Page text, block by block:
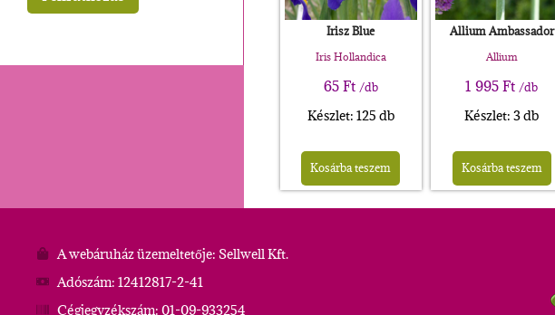
Irisz Blue
Iris Hollandica
65Ft /db
Készlet: 125 db
Kosárba teszem
Allium Ambassador
Allium
1 995Ft /db
Készlet: 3 db
Kosárba teszem
A webáruház üzemeltetője: Sellwell Kft.
Adószám: 12412817-2-41
Cégjegyzékszám: 01-09-933254